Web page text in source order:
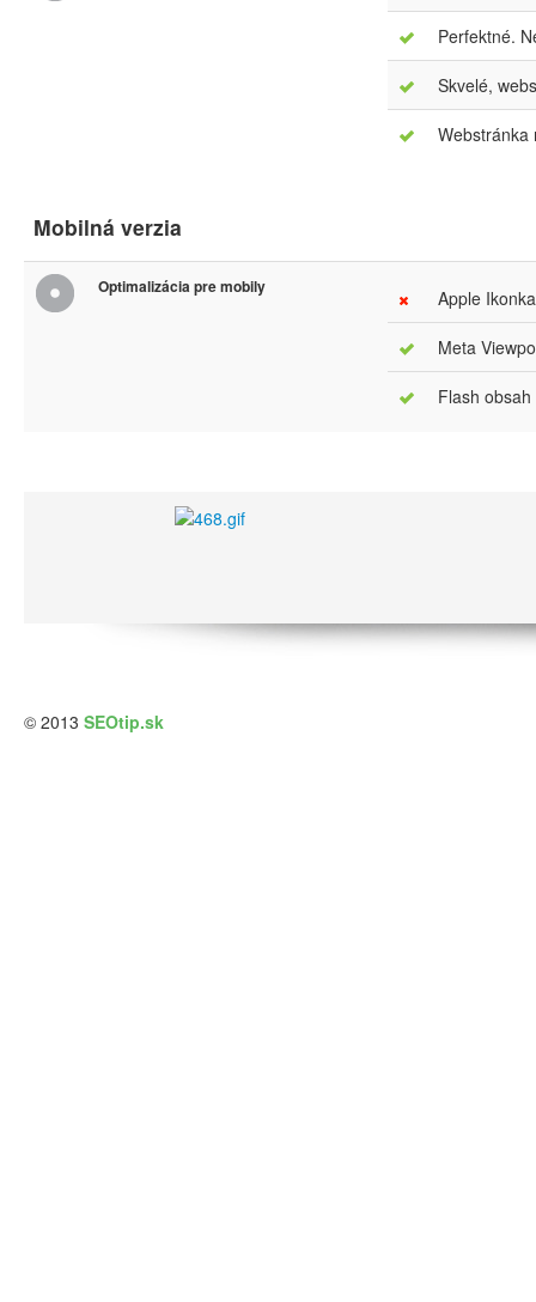
Perfektné.
Skvelé,
Webstránka
Mobilná verzia
Optimalizácia pre mobily Apple Ikonka
Meta
Flash obsah
© 2013 SEOtip.sk